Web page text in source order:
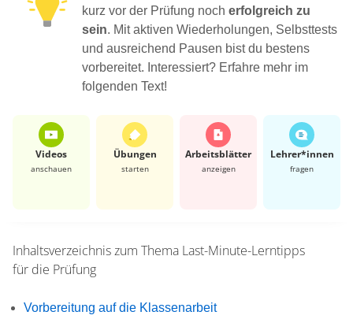
kurz vor der Prüfung noch erfolgreich zu
sein. Mit aktiven Wiederholungen, Selbsttests
und ausreichend Pausen bist du bestens
vorbereitet. Interessiert? Erfahre mehr im
folgenden Text!
Videos
anschauen
Übungen
starten
Arbeits­blätter
anzeigen
Lehrer*​innen
fragen
Inhaltsverzeichnis zum Thema Last-Minute-Lerntipps
für die Prüfung
Vorbereitung auf die Klassenarbeit